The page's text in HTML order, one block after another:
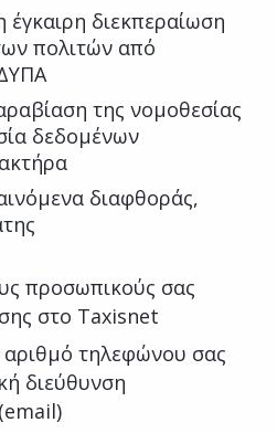
έγκαιρη διεκπεραίωση
πολιτών από
της νομοθεσίας
δεδομένων
διαφθοράς,
προσωπικούς σας
στο Taxisnet
αριθμό τηλεφώνου σας
διεύθυνση